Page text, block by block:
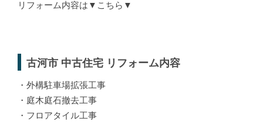
リフォーム内容は▼こちら▼
古河市 中古住宅 リフォーム内容
・外構駐車場拡張工事
・庭木庭石撤去工事
・フロアタイル工事